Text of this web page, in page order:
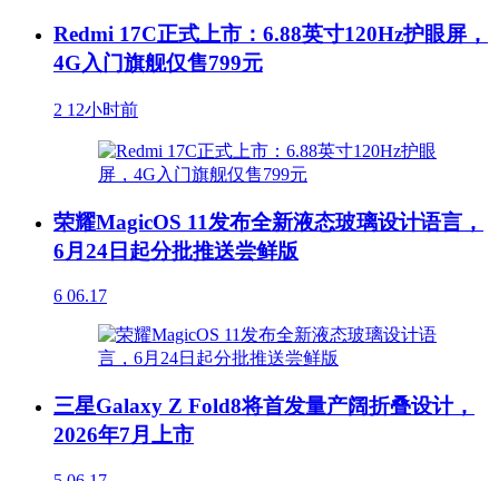
Redmi 17C正式上市：6.88英寸120Hz护眼屏，
4G入门旗舰仅售799元
2 12小时前
荣耀MagicOS 11发布全新液态玻璃设计语言，
6月24日起分批推送尝鲜版
6 06.17
三星Galaxy Z Fold8将首发量产阔折叠设计，
2026年7月上市